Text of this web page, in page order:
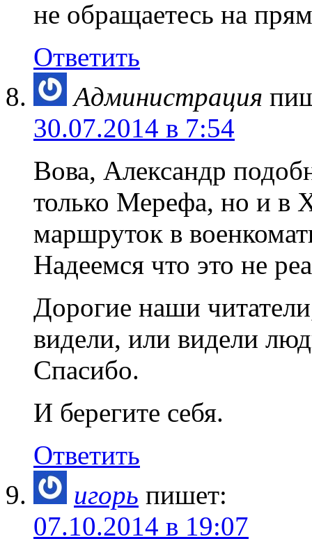
не обращаетесь на
Ответить
Администрация
30.07.2014 в 7:54
Вова, Александр
только Мерефа, но и в
маршруток в
Надеемся что это не
Дорогие наши
видели, или видели
Спасибо.
И берегите себя.
Ответить
игорь пишет:
07.10.2014 в 19:07